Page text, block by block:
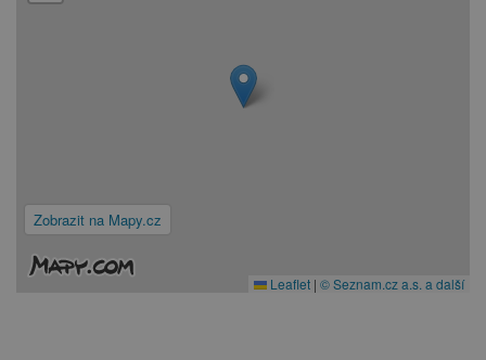
Zobrazit na Mapy.cz
Leaflet | © Seznam.cz a.s. a další